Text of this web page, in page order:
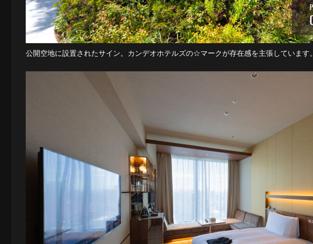
公開空地に設置されたサイン。カンデオホテルズの☆マークが存在感を主張しています。